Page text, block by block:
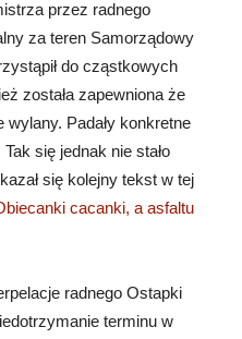
przez radnego
za teren Samorządowy
do cząstkowych
została zapewniona że
Padały konkretne
się jednak nie stało
się kolejny tekst w tej
cacanki, a asfaltu
radnego Ostapki
terminu w